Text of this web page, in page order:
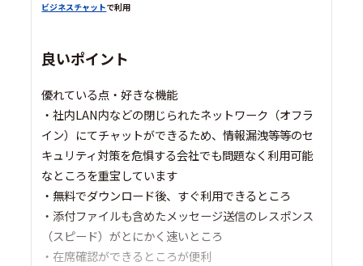
ビジネスチャットで利用
良いポイント
優れている点・好きな機能
・社内LAN内などの閉じられたネットワーク（オフラ
イン）にてチャットができるため、情報漏洩等等のセ
キュリティ対策を危惧する会社でも問題なく利用可能
なところを重宝しています
・無料でダウンロード後、すぐ利用できるところ
・添付ファイルも含めたメッセージ送信のレスポンス
（スピード）がとにかく速いところ
・在席確認ができるところが便利